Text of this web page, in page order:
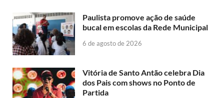
Paulista promove ação de saúde
bucal em escolas da Rede Municipal
6 de agosto de 2026
Vitória de Santo Antão celebra Dia
dos Pais com shows no Ponto de
Partida